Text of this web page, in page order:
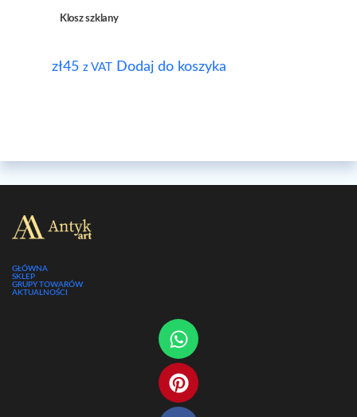
Klosz szklany
zł45 z VAT Dodaj do koszyka
GŁÓWNA
SKLEP
GRUPY TOWARÓW
AKTUALNOŚCI